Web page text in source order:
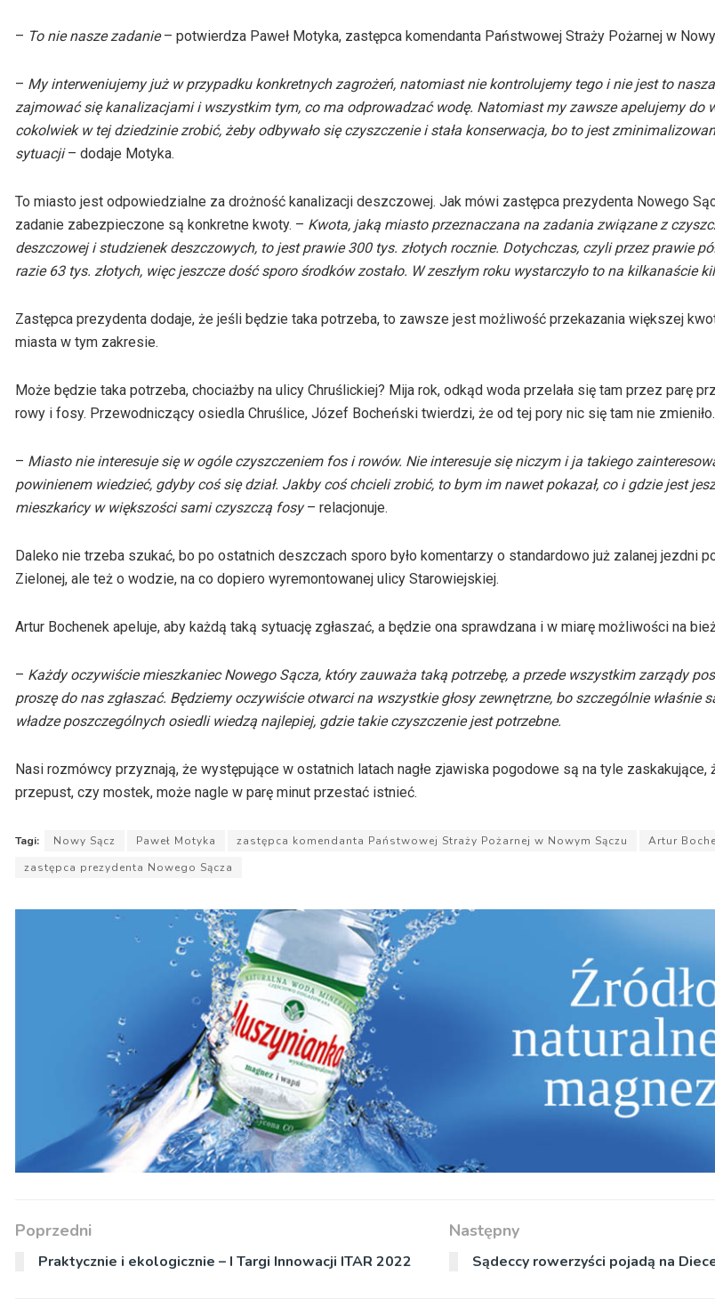
– To nie naszezadanie– potwierdza Paweł Motyka, zastępca komendanta Państwowej Straży Pożarnej w
– My interweniujemy już w przypadku konkretnych zagrożeń, natomiast nie kontrolujemy tego i nie jest to
zajmować się kanalizacjami i wszystkim tym, co ma odprowadzać wodę. Natomiast my zawsze apelujemy do
cokolwiek w tej dziedzinie zrobić, żeby odbywało się czyszczenie i stała konserwacja, bo to jest
sytuacji– dodaje Motyka.
To miasto jest odpowiedzialne za drożność kanalizacji deszczowej. Jak mówi zastępca prezydenta Nowego
zadanie zabezpieczone są konkretne kwoty. – Kwota, jaką miasto przeznaczana na zadania związane z
deszczowej i studzienek deszczowych, to jest prawie 300 tys. złotych rocznie. Dotychczas, czyli przez prawie
razie 63 tys. złotych, więc jeszcze dość sporo środków zostało. W zeszłym roku wystarczyło to na kilkanaście
Zastępca prezydenta dodaje, że jeśli będzie taka potrzeba, to zawsze jest możliwość przekazania większej
miasta w tym zakresie.
Może będzie taka potrzeba, chociażby na ulicy Chruślickiej? Mija rok, odkąd woda przelała się tam przez parę
rowy i fosy. Przewodniczący osiedla Chruślice, Józef Bocheński twierdzi, że od tej pory nic się tam nie zmieniło.
– Miasto nie interesuje się w ogóle czyszczeniem fos i rowów. Nie interesuje się niczym i ja takiego
powinienem wiedzieć, gdyby coś się dział. Jakby coś chcieli zrobić, to bym im nawet pokazał, co i gdzie jest
mieszkańcy w większości sami czyszczą fosy– relacjonuje.
Daleko nie trzeba szukać, bo po ostatnich deszczach sporo było komentarzy o standardowo już zalanej jezdni
Zielonej, ale też o wodzie, na co dopiero wyremontowanej ulicy Starowiejskiej.
Artur Bochenek apeluje, aby każdą taką sytuację zgłaszać, a będzie ona sprawdzana i w miarę możliwości na
– Każdy oczywiście mieszkaniec Nowego Sącza, który zauważa taką potrzebę, a przede wszystkim zarządy
proszę do nas zgłaszać. Będziemy oczywiście otwarci na wszystkie głosy zewnętrzne, bo szczególnie właśnie
władze poszczególnych osiedli wiedzą najlepiej, gdzie takie czyszczenie jest potrzebne.
Nasi rozmówcy przyznają, że występujące w ostatnich latach nagłe zjawiska pogodowe są na tyle zaskakujące,
przepust, czy mostek, może nagle w parę minut przestać istnieć.
Tagi: Nowy Sącz Paweł Motyka zastępca komendanta Państwowej Straży Pożarnej w Nowym Sączu
Artur
zastępca prezydenta Nowego Sącza
Poprzedni
Praktycznie i ekologicznie – I Targi Innowacji ITAR 2022
Następny
Sądeccy rowerzyści pojadą na